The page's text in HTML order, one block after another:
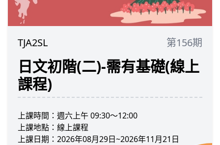
TJA2SL 第156期
日文初階(二)-需有基礎(線上
課程)
上課時間：週六上午 09:30～12:00
上課地點：線上課程
上課日期：2026年08月29日~2026年11月21日